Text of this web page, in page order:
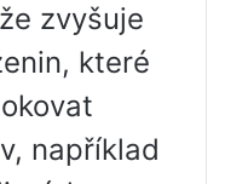
zvyšuje
které
například